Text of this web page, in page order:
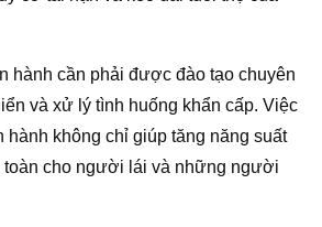
hành cần phải được đào tạo chuyên
và xử lý tình huống khẩn cấp. Việc
hành không chỉ giúp tăng năng suất
toàn cho người lái và những người